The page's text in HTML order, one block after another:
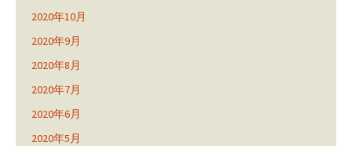
2020年10月
2020年9月
2020年8月
2020年7月
2020年6月
2020年5月